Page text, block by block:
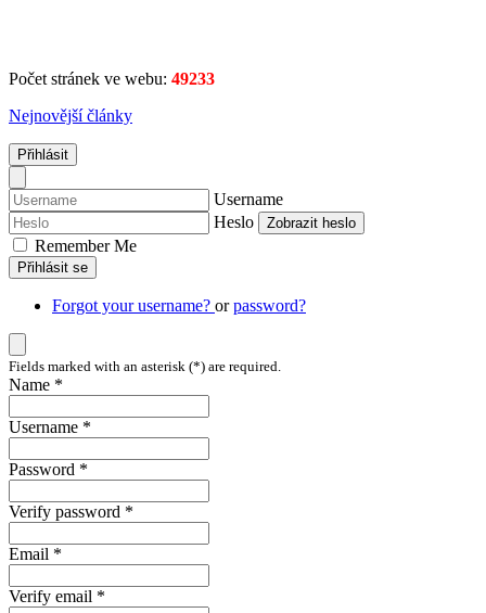
Počet stránek ve webu: 49233
Nejnovější články
Přihlásit
Username
Heslo
Zobrazit heslo
Remember Me
Přihlásit se
Forgot your username? orpassword?
Fields marked with an asterisk (*) are required.
Name *
Username *
Password *
Verify password *
Email *
Verify email *